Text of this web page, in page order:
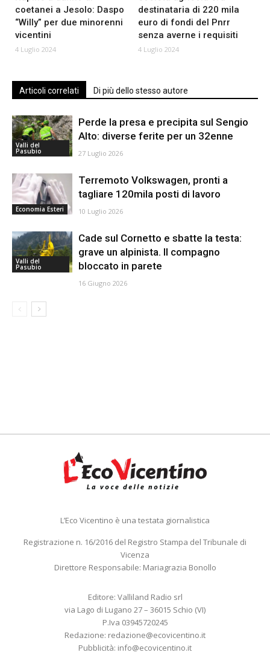
coetanei a Jesolo: Daspo
“Willy” per due minorenni
vicentini
4 Luglio 2024
destinataria di 220 mila
euro di fondi del Pnrr
senza averne i requisiti
4 Luglio 2024
Articoli correlati Di più dello stesso autore
Valli del
Pasubio
Perde la presa e precipita sul Sengio
Alto: diverse ferite per un 32enne
27 Luglio 2026
Economia Esteri
Terremoto Volkswagen, pronti a
tagliare 120mila posti di lavoro
10 Luglio 2026
Valli del
Pasubio
Cade sul Cornetto e sbatte la testa:
grave un alpinista. Il compagno
bloccato in parete
16 Giugno 2026
L’Eco Vicentino è una testata giornalistica
Registrazione n. 16/2016 del Registro Stampa del Tribunale di
Vicenza
Direttore Responsabile: Mariagrazia Bonollo
Editore: Valliland Radio srl
via Lago di Lugano 27 – 36015 Schio (VI)
P.Iva 03945720245
Redazione: redazione@ecovicentino.it
Pubblicità: info@ecovicentino.it